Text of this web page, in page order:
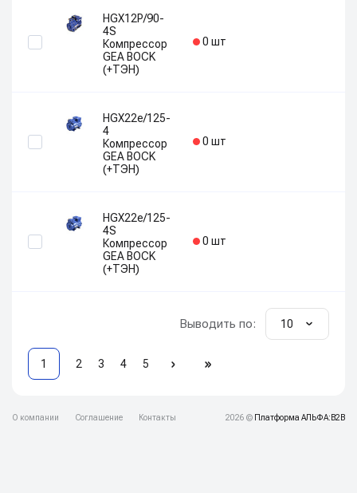
HGX12P/90-
4S
Компрессор
GEA BOCK
(+ТЭН)
0 шт
HGX22e/125-
4
Компрессор
GEA BOCK
(+ТЭН)
0 шт
HGX22e/125-
4S
Компрессор
GEA BOCK
(+ТЭН)
0 шт
Выводить по: 10
1 2 3 4 5
2026 © Платформа АЛЬФА:B2B
О компании Соглашение Контакты